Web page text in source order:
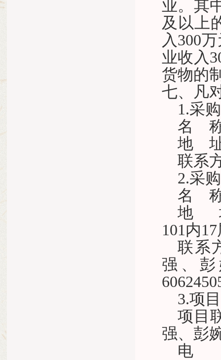
业。其
及以上
入300
业收入
货物的
七、凡
1.采
名
地
联系
2.采
名
地
101内
联系
强、
3.项目
项目
强、彭
电